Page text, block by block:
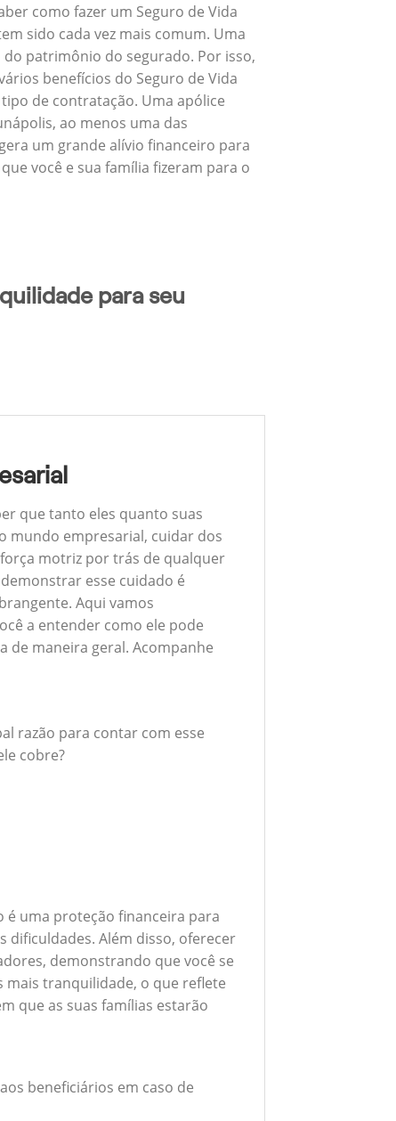
como fazer um Seguro de Vida
sido cada vez mais comum. Uma
patrimônio do segurado. Por isso,
benefícios do Seguro de Vida
de contratação. Uma apólice
ao menos uma das
um grande alívio financeiro para
você e sua família fizeram para o
para seu
que tanto eles quanto suas
mundo empresarial, cuidar dos
motriz por trás de qualquer
esse cuidado é
Aqui vamos
a entender como ele pode
de maneira geral. Acompanhe
razão para contar com esse
cobre?
é uma proteção financeira para
dificuldades. Além disso, oferecer
demonstrando que você se
mais tranquilidade, o que reflete
que as suas famílias estarão
beneficiários em caso de